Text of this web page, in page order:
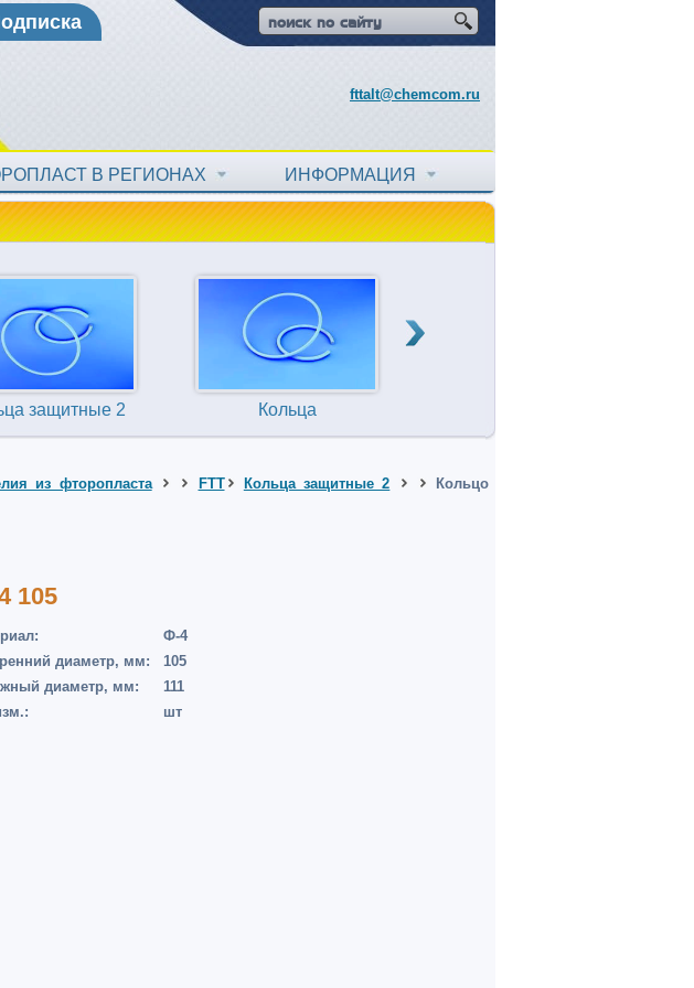
fttalt@chemcom.ru
В РЕГИОНАХ ИНФОРМАЦИЯ
защитные 2
Кольца
уплотнительные
из фторопласта FTT Кольца защитные 2
Кольцо
105
Ф-4
диаметр, мм:
105
диаметр, мм:
111
шт